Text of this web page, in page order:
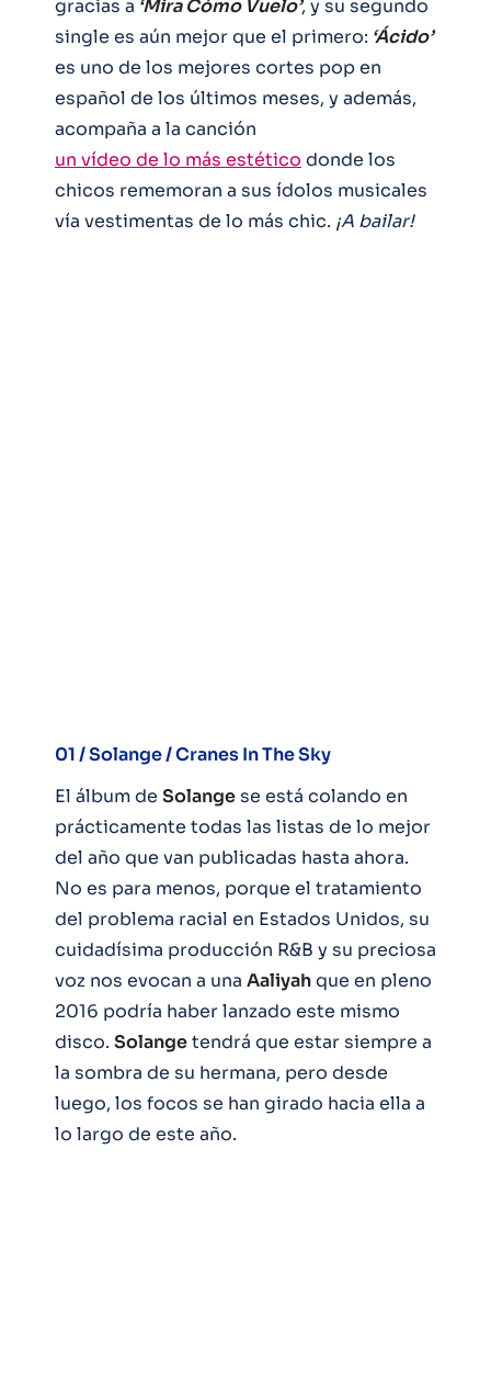
gracias a ‘Mira Cómo Vuelo’, y su segundo
single es aún mejor que el primero: ‘Ácido’
es uno de los mejores cortes pop en
español de los últimos meses, y además,
acompaña a la canción
un vídeo de lo más estético donde los
chicos rememoran a sus ídolos musicales
vía vestimentas de lo más chic. ¡A bailar!
01 / Solange / Cranes In The Sky
El álbum de Solangese está colando en
prácticamente todas las listas de lo mejor
del año que van publicadas hasta ahora.
No es para menos, porque el tratamiento
del problema racial en Estados Unidos, su
cuidadísima producción R&B y su preciosa
voz nos evocan a una Aaliyahque en pleno
2016 podría haber lanzado este mismo
disco. Solangetendrá que estar siempre a
la sombra de su hermana, pero desde
luego, los focos se han girado hacia ella a
lo largo de este año.